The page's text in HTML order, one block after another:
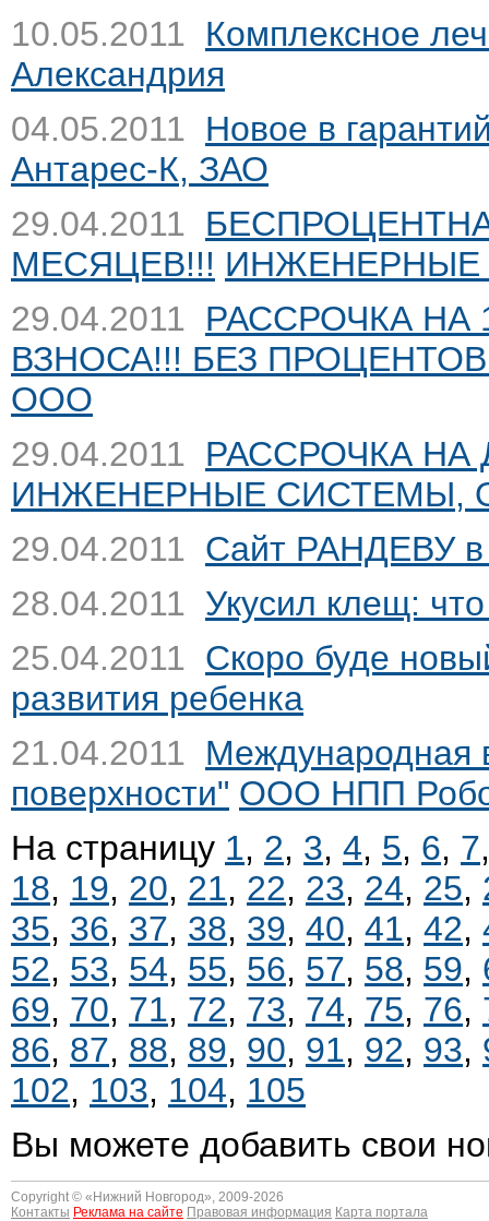
10.05.2011 Комплексное
Александрия
04.05.2011 Новое в
Антарес-К, ЗАО
29.04.2011
МЕСЯЦЕВ!!!
29.04.2011 РАССРОЧКА НА
ВЗНОСА!!! БЕЗ
ООО
29.04.2011 РАССРОЧКА НА
ИНЖЕНЕРНЫЕ СИСТЕМЫ,
29.04.2011 Сайт РАНДЕВУ в
28.04.2011 Укусил клещ:
25.04.2011 Скоро буде
развития ребенка
21.04.2011 Международная
поверхности" ООО НПП
На страницу 1, 2, 3, 4, 5, 6, 7
18, 19, 20, 21, 22, 23, 24, 25,
35, 36, 37, 38, 39, 40, 41, 42,
52, 53, 54, 55, 56, 57, 58, 59,
69, 70, 71, 72, 73, 74, 75, 76,
86, 87, 88, 89, 90, 91, 92, 93,
102, 103, 104, 105
Вы можете добавить свои
Copyright © «Нижний Новгород», 2009-2026
Контакты Реклама на сайте Правовая информация Карта портала